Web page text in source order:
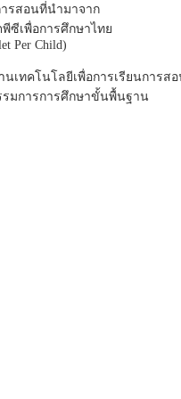
ารสอนที่นำมาจาก
ซีเพื่อการศึกษาไทย
Per Child)
นเทคโนโลยีเพื่อการเรียนการส
มการการศึกษาขั้นพื้นฐาน